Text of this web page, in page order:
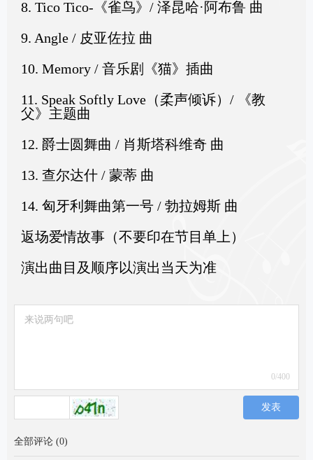
8. Tico Tico-《雀鸟》/ 泽昆哈·阿布鲁 曲
9. Angle / 皮亚佐拉 曲
10. Memory / 音乐剧《猫》插曲
11. Speak Softly Love（柔声倾诉）/ 《教
父》主题曲
12. 爵士圆舞曲 / 肖斯塔科维奇 曲
13. 查尔达什 / 蒙蒂 曲
14. 匈牙利舞曲第一号 / 勃拉姆斯 曲
返场爱情故事（不要印在节目单上）
演出曲目及顺序以演出当天为准
0/400
发表
全部评论 (0)